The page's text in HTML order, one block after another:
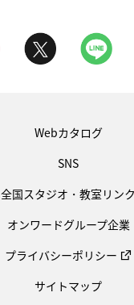
Webカタログ
SNS
全国スタジオ・教室リンク
オンワードグループ企業
プライバシーポリシー
サイトマップ